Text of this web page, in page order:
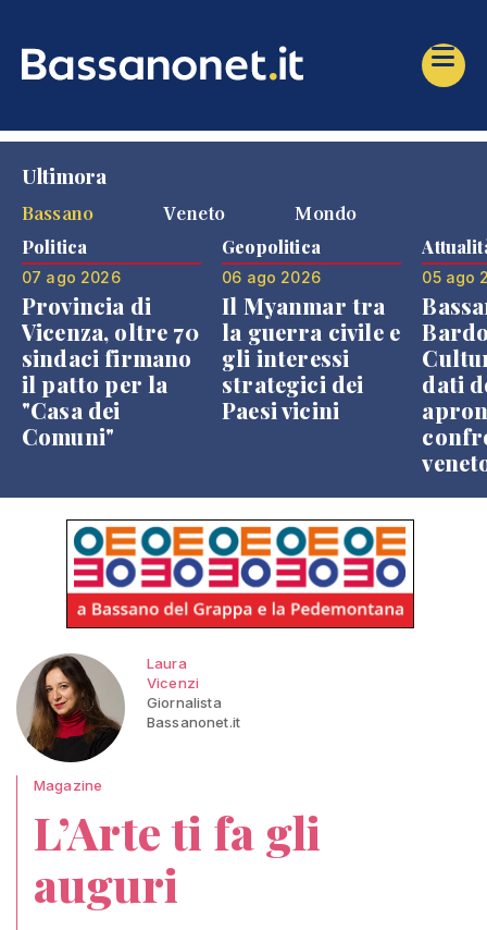
Ultimora
Bassano
Veneto Mondo
Politica
07 ago 2026
Provincia di
Vicenza, oltre 70
sindaci firmano
il patto per la
"Casa dei
Comuni"
Geopolitica
06 ago 2026
Il Myanmar tra
la guerra civile e
gli interessi
strategici dei
Paesi vicini
05 ago
dati
Laura
Vicenzi
Giornalista
Bassanonet.it
Magazine
L’Arte ti fa gli
auguri